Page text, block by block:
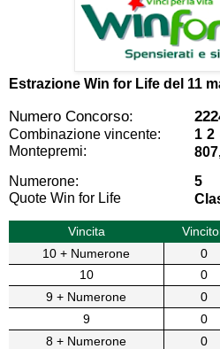
Estrazione Win for Life del 11
Numero Concorso:
Combinazione vincente:
1 2
Montepremi:
Numerone:
5
Quote Win for Life
Vincita
10 + Numerone
0
10
0
9 + Numerone
0
9
0
8 + Numerone
0